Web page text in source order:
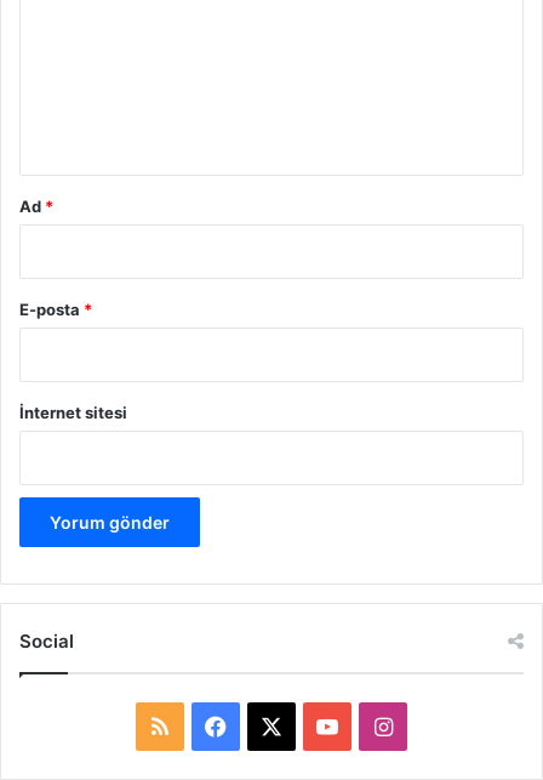
Ad *
E-posta *
İnternet sitesi
Social
RSS Facebook YouTubeInstagram